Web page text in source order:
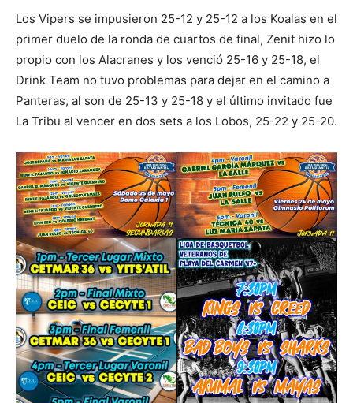
Los Vipers se impusieron 25-12 y 25-12 a los Koalas en el
primer duelo de la ronda de cuartos de final, Zenit hizo lo
propio con los Alacranes y los venció 25-16 y 25-18, el
Drink Team no tuvo problemas para dejar en el camino a
Panteras, al son de 25-13 y 25-18 y el último invitado fue
La Tribu al vencer en dos sets a los Lobos, 25-22 y 25-20.